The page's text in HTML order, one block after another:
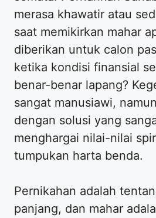
merasa khawatir atau
saat memikirkan mahar
diberikan untuk calon
ketika kondisi finansial
benar-benar lapang?
sangat manusiawi,
dengan solusi yang
menghargai nilai-nilai
tumpukan harta benda.
​Pernikahan adalah
panjang, dan mahar